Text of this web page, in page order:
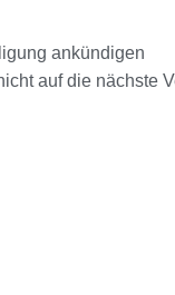
ankündigen
auf die nächste